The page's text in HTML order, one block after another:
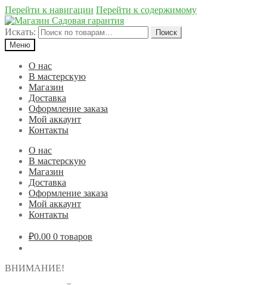
Перейти к навигации Перейти к содержимому
Искать:
Поиск
Меню
О нас
В мастерскую
Магазин
Доставка
Оформление заказа
Мой аккаунт
Контакты
О нас
В мастерскую
Магазин
Доставка
Оформление заказа
Мой аккаунт
Контакты
₽0.00 0 товаров
ВНИМАНИЕ!